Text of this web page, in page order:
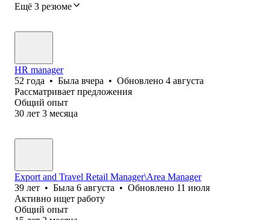
Ещё 3 резюме
HR manager
52 года • Была вчера • Обновлено 4 августа
Рассматривает предложения
Общий опыт
30 лет 3 месяца
Export and Travel Retail Manager\Area Manager
39 лет • Была 6 августа • Обновлено 11 июля
Активно ищет работу
Общий опыт